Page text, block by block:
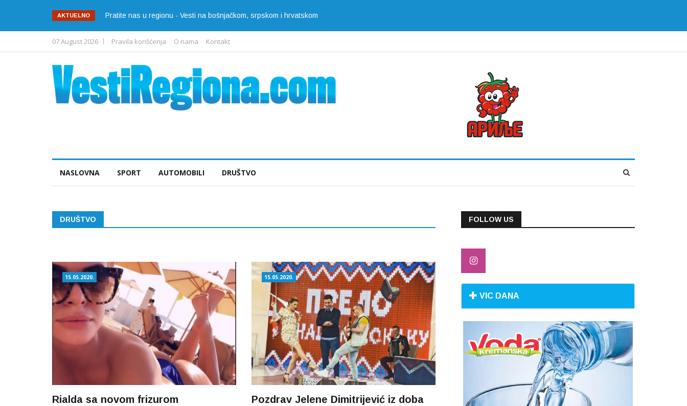
AKTUELNO Pratite nas u regionu - Vesti na bošnjačkom, srpskom i hrvatskom
07 August 2026 Pravila korišćenja O nama Kontakt
NASLOVNA SPORT AUTOMOBILI DRUŠTVO
DRUŠTVO
15.05.2020.
Rialda sa novom frizurom
15.05.2020.
Pozdrav Jelene Dimitrijević iz doba
FOLLOW US
VIC DANA